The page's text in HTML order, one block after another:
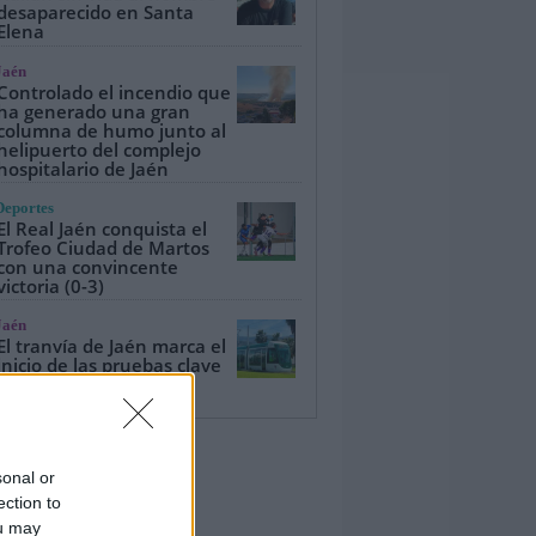
or
to
may
en Santa
el incendio que
generado una gran
de humo junto al
del complejo
de Jaén
Real Jaén conquista el
Ciudad de Martos
una convincente
(0-3)
tranvía de Jaén marca el
de las pruebas clave